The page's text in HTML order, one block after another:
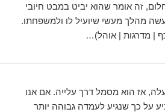
זה אומר שהוא יביט במבט חיובי
מהלך מעשי שיועיל לו ולמשפחתו.
| מדרגות | אוהל)…
אז הוא מסמל דרך עלייה. אם אנו
על כך שנגיע לעמדה גבוהה יותר